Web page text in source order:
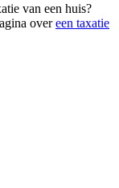
van een huis?
overeen taxatie